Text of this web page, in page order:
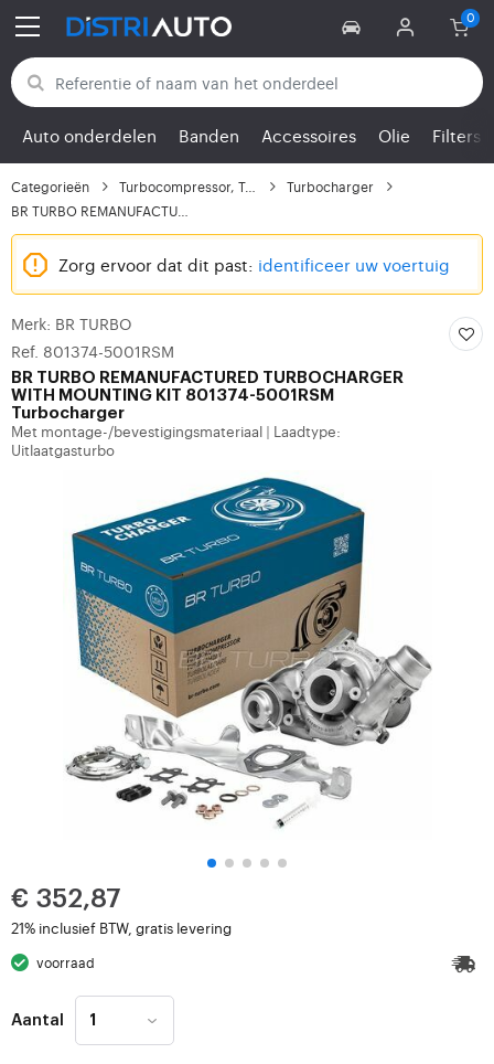
Terug naar categorieën
Auto onderdelen Banden Accessoires Olie Filters
Categorieën Turbocompressor, Turbo
Turbocharger
Zorg ervoor dat dit past: identificeer uw voertuig
Merk: BR TURBO
Ref. 801374-5001RSM
BR TURBO REMANUFACTURED TURBOCHARGER
WITH MOUNTING KIT 801374-5001RSM
Turbocharger
Met montage-/bevestigingsmateriaal
Laadtype:
Uitlaatgasturbo
€ 352,87
21% inclusief BTW, gratis levering
voorraad
Aantal